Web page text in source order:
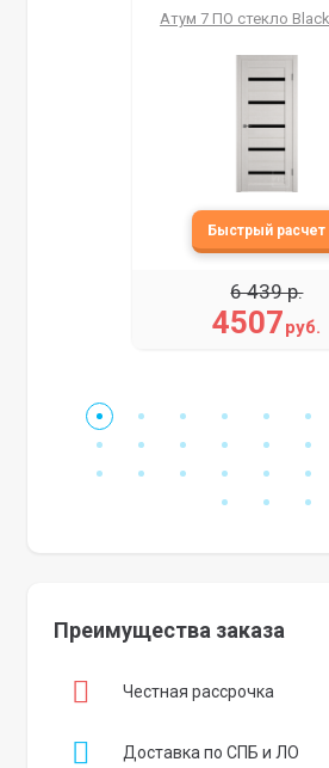
Атум 7 ПО стекло
4507руб.
6 439 р.
Преимущества заказа
Честная рассрочка
Доставка по СПБ и ЛО